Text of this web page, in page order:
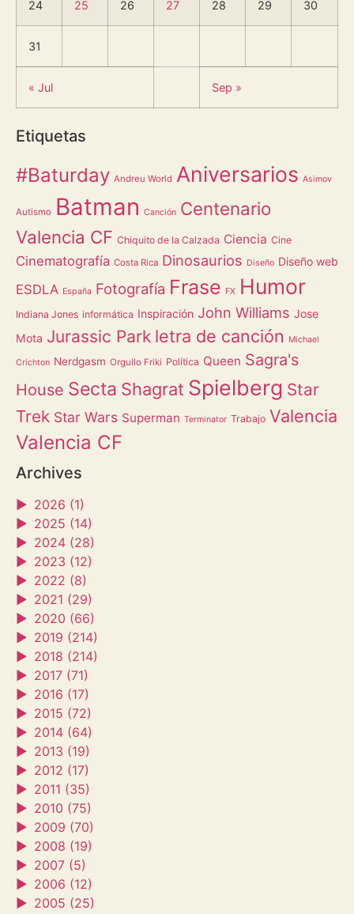
24 25 26 27 28 29 30
31
« Jul Sep »
Etiquetas
#Baturday Andreu World Aniversarios Asimov
Autismo Batman Canción Centenario
Valencia CF Chiquito de la Calzada Ciencia Cine
Cinematografía Costa Rica Dinosaurios Diseño Diseño web
ESDLA España Fotografía Frase FX Humor
Indiana Jones informática Inspiración John Williams Jose
Mota Jurassic Park letra de canción Michael
Crichton Nerdgasm Orgullo Friki Política Queen Sagra's
House Secta Shagrat Spielberg Star
Trek Star Wars Superman Terminator Trabajo Valencia
Valencia CF
Archives
► 2026 (1)
► 2025 (14)
► 2024 (28)
► 2023 (12)
► 2022 (8)
► 2021 (29)
► 2020 (66)
► 2019 (214)
► 2018 (214)
► 2017 (71)
► 2016 (17)
► 2015 (72)
► 2014 (64)
► 2013 (19)
► 2012 (17)
► 2011 (35)
► 2010 (75)
► 2009 (70)
► 2008 (19)
► 2007 (5)
► 2006 (12)
► 2005 (25)